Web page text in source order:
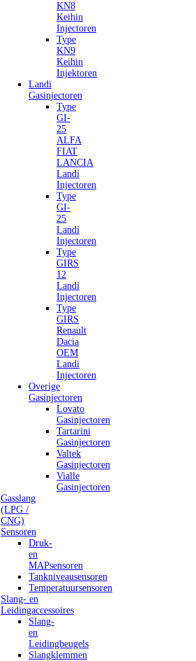
KN8
Keihin
Injectoren
Type
KN9
Keihin
Injektoren
Landi
Gasinjectoren
Type
GI-
25
ALFA
FIAT
LANCIA
Landi
Injectoren
Type
GI-
25
Landi
Injectoren
Type
GIRS
12
Landi
Injectoren
Type
GIRS
Renault
Dacia
OEM
Landi
Injectoren
Overige
Gasinjectoren
Lovato
Gasinjectoren
Tartarini
Gasinjectoren
Valtek
Gasinjectoren
Vialle
Gasinjectoren
Gasslang
(LPG /
CNG)
Sensoren
Druk-
en
MAPsensoren
Tankniveausensoren
Temperatuursensoren
Slang- en
Leidingaccessoires
Slang-
en
Leidingbeugels
Slangklemmen